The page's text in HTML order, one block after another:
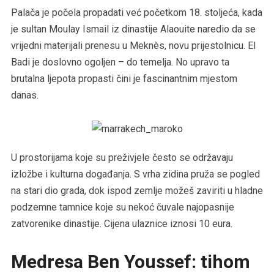
Palača je počela propadati već početkom 18. stoljeća, kada
je sultan Moulay Ismail iz dinastije Alaouite naredio da se
vrijedni materijali prenesu u Meknès, novu prijestolnicu. El
Badi je doslovno ogoljen – do temelja. No upravo ta
brutalna ljepota propasti čini je fascinantnim mjestom
danas.
U prostorijama koje su preživjele često se održavaju
izložbe i kulturna događanja. S vrha zidina pruža se pogled
na stari dio grada, dok ispod zemlje možeš zaviriti u hladne
podzemne tamnice koje su nekoć čuvale najopasnije
zatvorenike dinastije. Cijena ulaznice iznosi 10 eura.
Medresa Ben Youssef: tihom